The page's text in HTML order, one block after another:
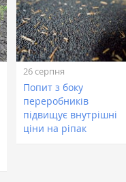
26 серпня
Попит з боку
переробників
підвищує внутрішні
ціни на ріпак